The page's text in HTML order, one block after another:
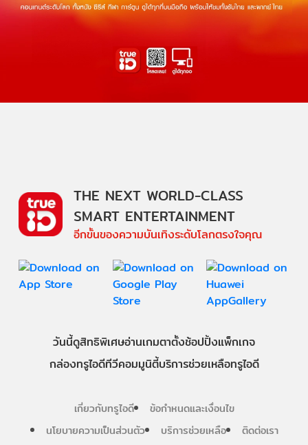
THE NEXT WORLD-CLASS
SMART ENTERTAINMENT
อีกขั้นของความบันเทิงระดับโลกตรงใจคุณ
วันนี้ดูสิทธิพิเศษอ่านเกมตาตั้งช้อปปิ้งแพ็กเกจ
กล่องทรูไอดีทีวีคอมมูนิตี้บริการช่วยเหลือทรูไอดี
เกี่ยวกับทรูไอดี
ข้อกำหนดและเงื่อนไข
นโยบายความเป็นส่วนตัว
บริการช่วยเหลือ ติดต่อเรา